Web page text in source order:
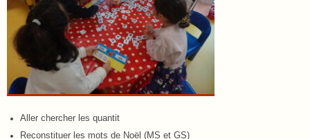
Aller chercher les quantit
Reconstituer les mots de Noël (MS et GS)